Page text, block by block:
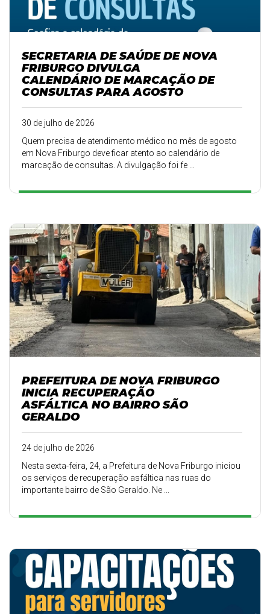
SECRETARIA DE SAÚDE DE NOVA
FRIBURGO DIVULGA
CALENDÁRIO DE MARCAÇÃO DE
CONSULTAS PARA AGOSTO
30 de julho de 2026
Quem precisa de atendimento médico no mês de agosto
em Nova Friburgo deve ficar atento ao calendário de
marcação de consultas. A divulgação foi fe ...
PREFEITURA DE NOVA FRIBURGO
INICIA RECUPERAÇÃO
ASFÁLTICA NO BAIRRO SÃO
GERALDO
24 de julho de 2026
Nesta sexta-feira, 24, a Prefeitura de Nova Friburgo iniciou
os serviços de recuperação asfáltica nas ruas do
importante bairro de São Geraldo. Ne ...